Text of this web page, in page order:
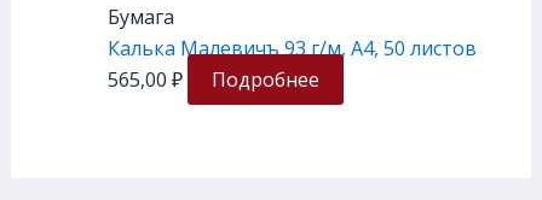
Бумага
Калька Малевичъ 93 г/м, А4, 50 листов
565,00 ₽ Подробнее